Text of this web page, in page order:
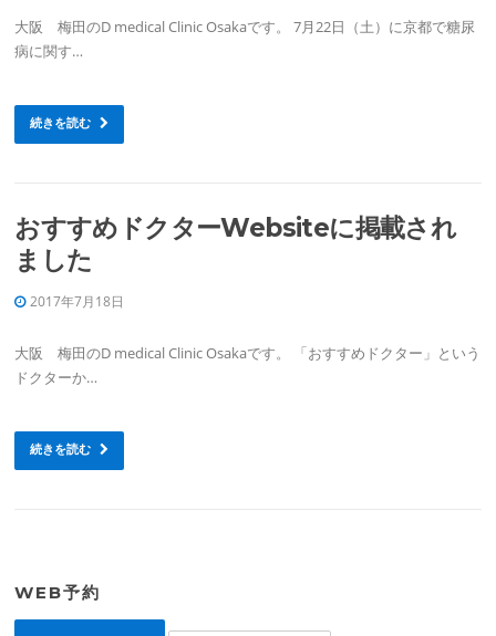
大阪 梅田のD medical Clinic Osakaです。 7月22日（土）に京都で糖尿
病に関す…
続きを読む
おすすめドクターWebsiteに掲載され
ました
2017年7月18日
大阪 梅田のD medical Clinic Osakaです。 「おすすめドクター」という
ドクターか…
続きを読む
WEB予約